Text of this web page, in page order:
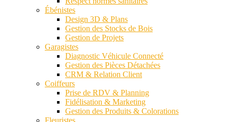
Ébénistes
Design 3D & Plans
Gestion des Stocks de Bois
Gestion de Projets
Garagistes
Diagnostic Véhicule Connecté
Gestion des Pièces Détachées
CRM & Relation Client
Coiffeurs
Prise de RDV & Planning
Fidélisation & Marketing
Gestion des Produits & Colorations
Fleuristes